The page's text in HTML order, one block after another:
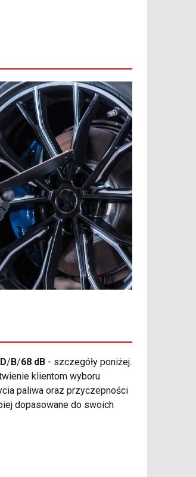
D/ B/68 dB - szczegóły poniżej.
klientom wyboru
paliwa oraz przyczepności
dopasowane do swoich